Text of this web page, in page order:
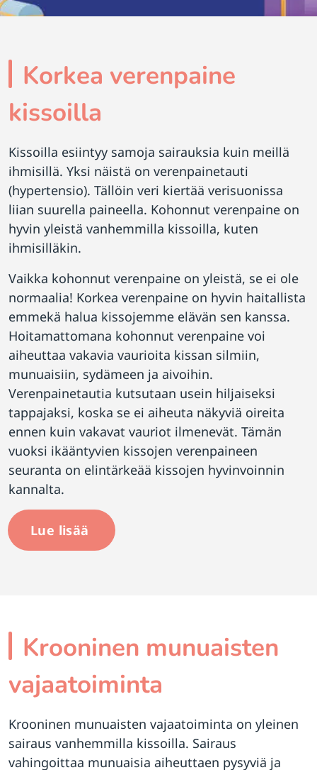
Korkea verenpaine
kissoilla
Kissoilla esiintyy samoja sairauksia kuin meillä
ihmisillä. Yksi näistä on verenpainetauti
(hypertensio). Tällöin veri kiertää verisuonissa
liian suurella paineella. Kohonnut verenpaine on
hyvin yleistä vanhemmilla kissoilla, kuten
ihmisilläkin.
Vaikka kohonnut verenpaine on yleistä, se ei ole
normaalia! Korkea verenpaine on hyvin haitallista
emmekä halua kissojemme elävän sen kanssa.
Hoitamattomana kohonnut verenpaine voi
aiheuttaa vakavia vaurioita kissan silmiin,
munuaisiin, sydämeen ja aivoihin.
Verenpainetautia kutsutaan usein hiljaiseksi
tappajaksi, koska se ei aiheuta näkyviä oireita
ennen kuin vakavat vauriot ilmenevät. Tämän
vuoksi ikääntyvien kissojen verenpaineen
seuranta on elintärkeää kissojen hyvinvoinnin
kannalta.
Lue lisää
Krooninen munuaisten
vajaatoiminta
Krooninen munuaisten vajaatoiminta on yleinen
sairaus vanhemmilla kissoilla. Sairaus
vahingoittaa munuaisia aiheuttaen pysyviä ja